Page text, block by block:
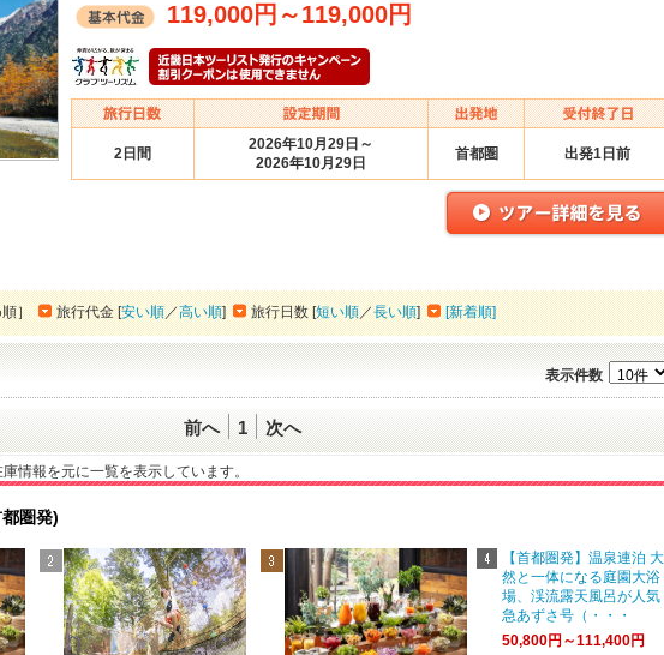
119,000円 ～119,000円
2日間
2026年10月29日～
2026年10月29日
首都圏 出発1日前
］ 旅行代金 [安い順／高い順] 旅行日数 [短い順／長い順] [新着順]
表示件数
前へ 1 次へ
情報を元に一覧を表示しています。
圏発)
【首都圏発】温泉連泊
然と一体になる庭園大浴
場、渓流露天風呂が人気
急あずさ号（・・・
50,800円～111,400円